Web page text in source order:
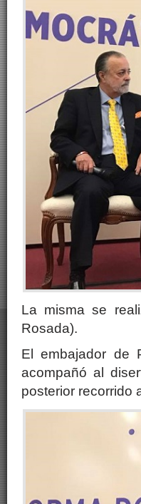
La misma se
Rosada).
El embajador de
acompañó al
posterior recorrido